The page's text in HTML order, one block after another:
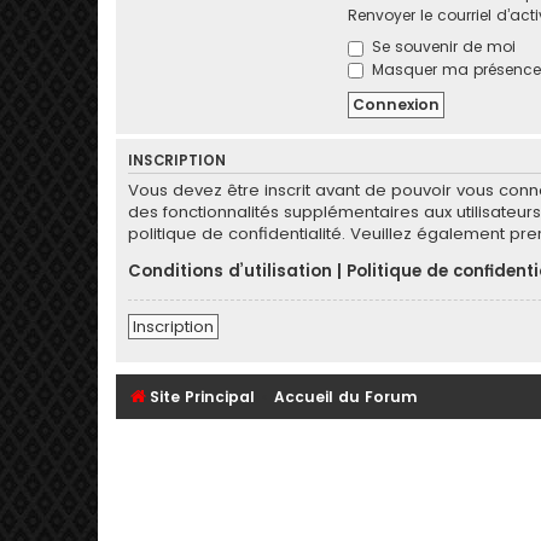
Renvoyer le courriel
Se souvenir de moi
Masquer ma
INSCRIPTION
Vous devez être inscrit avant de pouvoir vous
des fonctionnalités supplémentaires aux
politique de confidentialité. Veuillez également
Conditions d’utilisation
Politique de
Inscription
Site Principal Accueil du Forum